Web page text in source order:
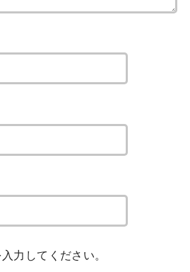
力してください。